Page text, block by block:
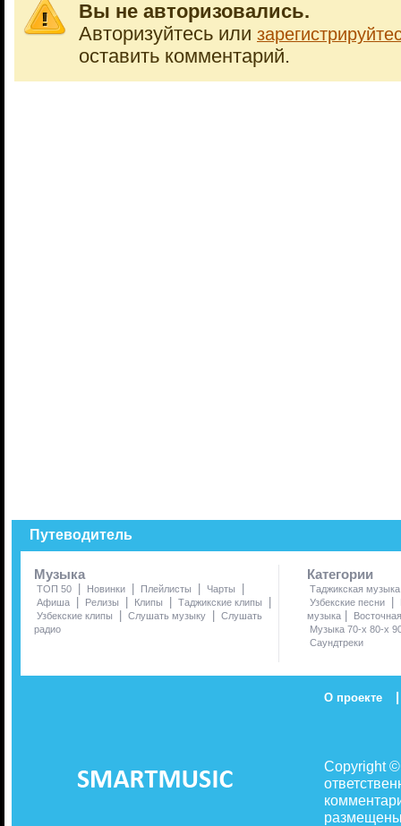
Вы не авторизовались.
Авторизуйтесь или
оставить комментарий.
Путеводитель
Музыка
ТОП 50 | Новинки | Плейлисты | Чарты |
Афиша | Релизы | Клипы | Таджикские клипы |
Узбекские клипы | Слушать музыку | Слушать
радио
Категории
Таджикская музыка
Узбекские песни
|
музыка |
Музыка 70-х 80-х
Саундтреки
О проекте |
Copyright
размещены